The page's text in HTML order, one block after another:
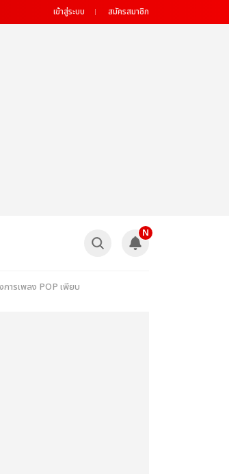
เข้าสู่ระบบ สมัครสมาชิก
N
ารเพลง POP เพียบ